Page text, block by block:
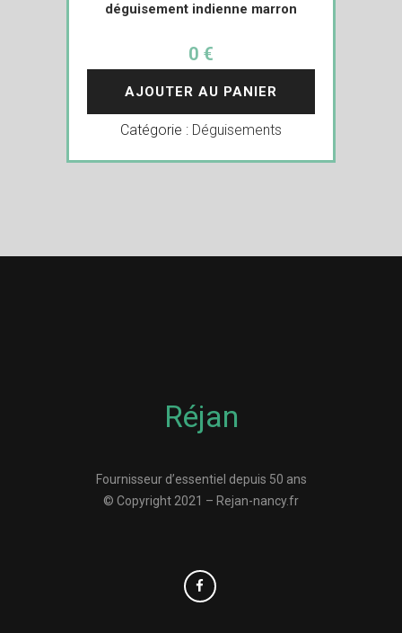
déguisement indienne marron
0 €
AJOUTER AU PANIER
Catégorie : Déguisements
Réjan
Fournisseur d’essentiel depuis 50 ans
© Copyright 2021 – Rejan-nancy.fr